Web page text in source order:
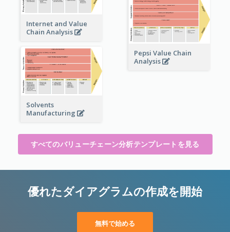
Internet and Value
Chain Analysis
Pepsi Value Chain
Analysis
Solvents
Manufacturing
すべてのバリューチェーン分析テンプレートを見る
優れたダイアグラムの作成を開始
無料で始める